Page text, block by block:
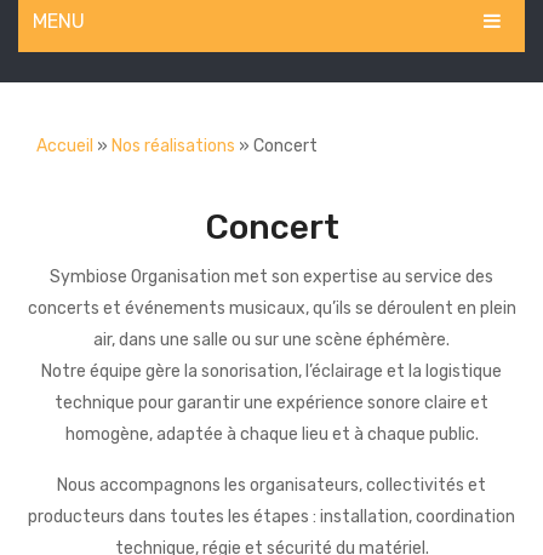
MENU
SYMBIOSE EVENT
Éclairage
Scène
Soirée et Mariage
Accueil » Nos réalisations » Concert
Concert
Symbiose Organisation met son expertise au service des
concerts et événements musicaux, qu’ils se déroulent en plein
air, dans une salle ou sur une scène éphémère.
Notre équipe gère la sonorisation, l’éclairage et la logistique
technique pour garantir une expérience sonore claire et
homogène, adaptée à chaque lieu et à chaque public.
Nous accompagnons les organisateurs, collectivités et
producteurs dans toutes les étapes : installation, coordination
technique, régie et sécurité du matériel.